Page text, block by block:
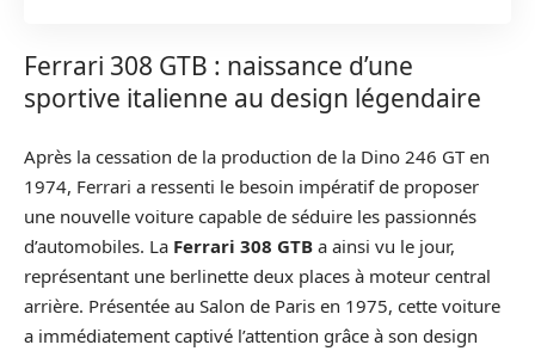
Ferrari 308 GTB : naissance d’une
sportive italienne au design légendaire
Après la cessation de la production de la Dino 246 GT en
1974, Ferrari a ressenti le besoin impératif de proposer
une nouvelle voiture capable de séduire les passionnés
d’automobiles. La Ferrari 308 GTB a ainsi vu le jour,
représentant une berlinette deux places à moteur central
arrière. Présentée au Salon de Paris en 1975, cette voiture
a immédiatement captivé l’attention grâce à son design